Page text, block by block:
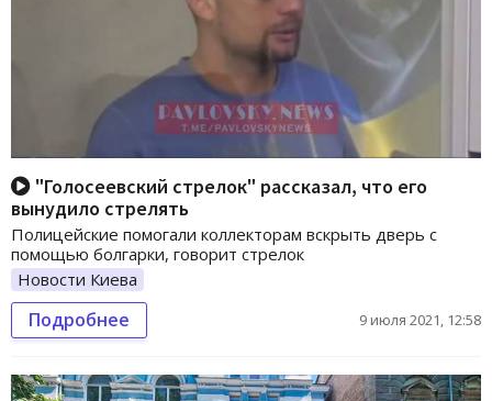
"Голосеевский стрелок" рассказал, что его
вынудило стрелять
Полицейские помогали коллекторам вскрыть дверь с
помощью болгарки, говорит стрелок
Новости Киева
Подробнее 9 июля 2021, 12:58